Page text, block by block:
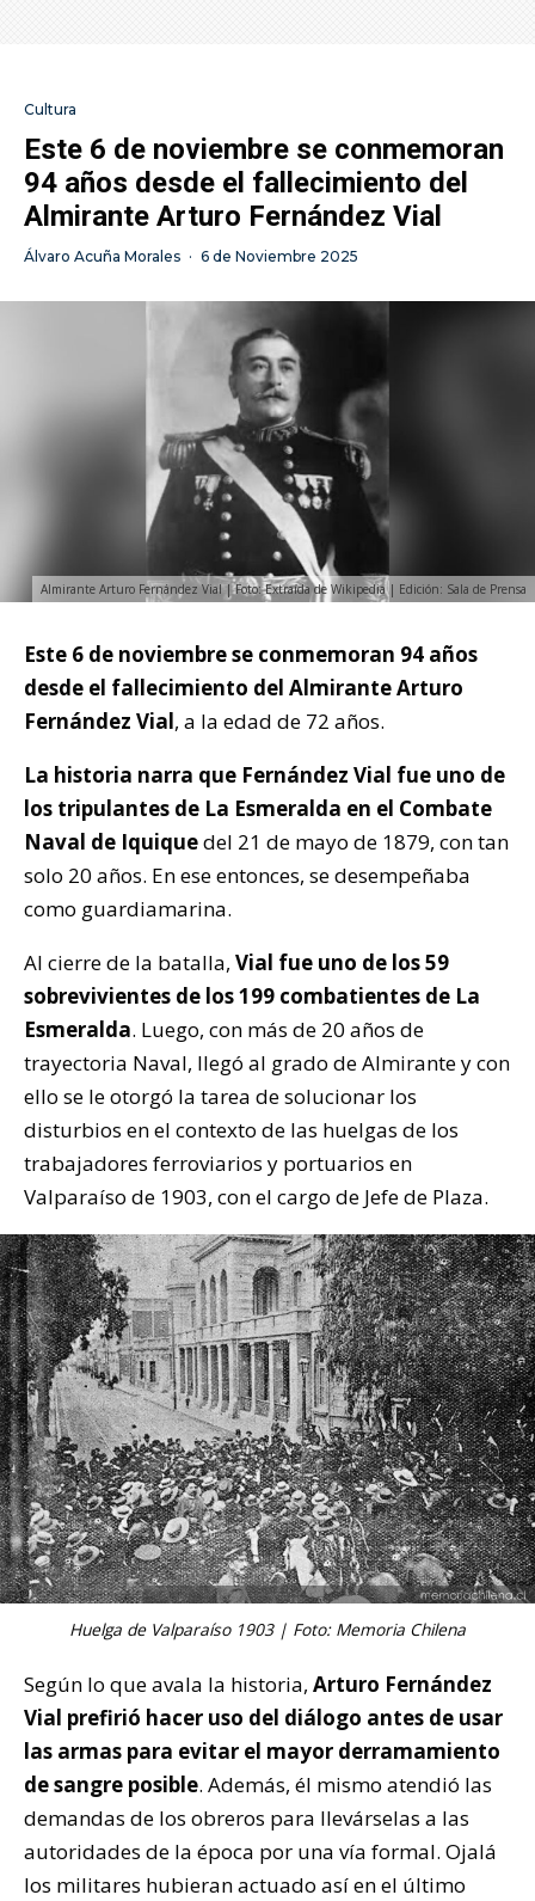
Cultura
Este 6 de noviembre se conmemoran
94 años desde el fallecimiento del
Almirante Arturo Fernández Vial
Álvaro Acuña Morales · 6 de Noviembre 2025
Almirante Arturo Fernández Vial | Foto: Extraída de Wikipedia | Edición: Sala de Prensa
Este 6 de noviembre se conmemoran 94 años
desde el fallecimiento del Almirante Arturo
Fernández Vial, a la edad de 72 años.
La historia narra que Fernández Vial fue uno de
los tripulantes de La Esmeralda en el Combate
Naval de Iquiquedel 21 de mayo de 1879, con tan
solo 20 años. En ese entonces, se desempeñaba
como guardiamarina.
Al cierre de la batalla, Vial fue uno de los 59
sobrevivientes de los 199 combatientes de La
Esmeralda. Luego, con más de 20 años de
trayectoria Naval, llegó al grado de Almirante y con
ello se le otorgó la tarea de solucionar los
disturbios en el contexto de las huelgas de los
trabajadores ferroviarios y portuarios en
Valparaíso de 1903, con el cargo de Jefe de Plaza.
Huelga de Valparaíso 1903 | Foto: Memoria Chilena
Según lo que avala la historia, Arturo Fernández
Vial prefirió hacer uso del diálogo antes de usar
las armas para evitar el mayor derramamiento
de sangre posible. Además, él mismo atendió las
demandas de los obreros para llevárselas a las
autoridades de la época por una vía formal. Ojalá
los militares hubieran actuado así en el último